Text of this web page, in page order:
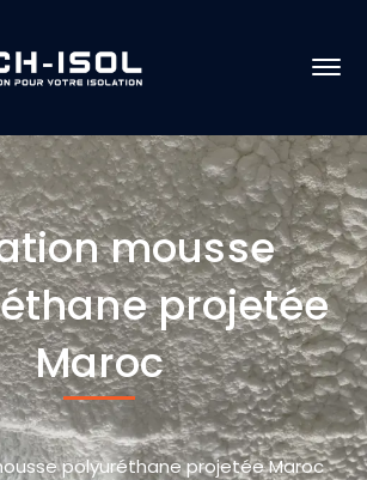
mousse
projetée
Maroc
polyuréthane projetée Maroc